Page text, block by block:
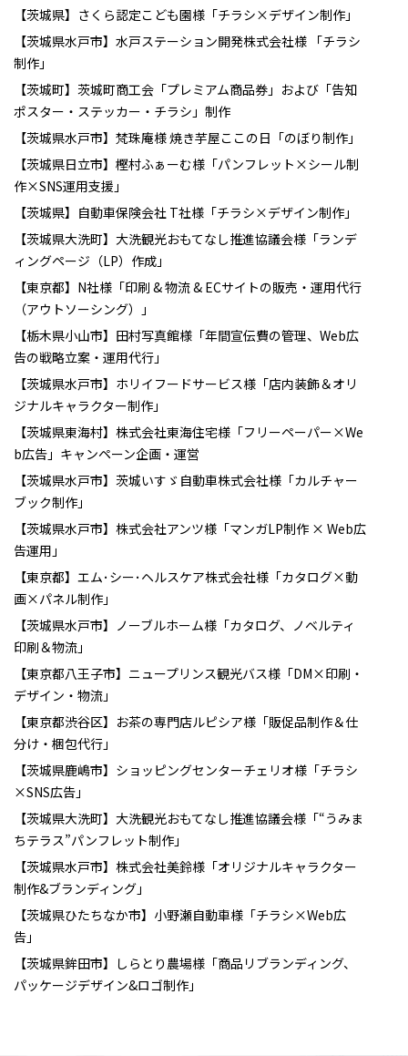
【茨城県】さくら認定こども園様「チラシ×デザイン制作」
【茨城県水戸市】水戸ステーション開発株式会社様 「チラシ
制作」
【茨城町】茨城町商工会「プレミアム商品券」および「告知
ポスター・ステッカー・チラシ」制作
【茨城県水戸市】梵珠庵様 焼き芋屋ここの日「のぼり制作」
【茨城県日立市】樫村ふぁーむ様「パンフレット×シール制
作×SNS運用支援」
【茨城県】自動車保険会社 T社様「チラシ×デザイン制作」
【茨城県大洗町】大洗観光おもてなし推進協議会様「ランデ
ィングページ（LP）作成」
【東京都】N社様「印刷 & 物流 & ECサイトの販売・運用代行
（アウトソーシング）」
【栃木県小山市】田村写真館様「年間宣伝費の管理、Web広
告の戦略立案・運用代行」
【茨城県水戸市】ホリイフードサービス様「店内装飾＆オリ
ジナルキャラクター制作」
【茨城県東海村】株式会社東海住宅様「フリーペーパー×We
b広告」キャンペーン企画・運営
【茨城県水戸市】茨城いすゞ自動車株式会社様「カルチャー
ブック制作」
【茨城県水戸市】株式会社アンツ様「マンガLP制作 × Web広
告運用」
【東京都】エム･シー･ヘルスケア株式会社様「カタログ×動
画×パネル制作」
【茨城県水戸市】ノーブルホーム様「カタログ、ノベルティ
印刷＆物流」
【東京都八王子市】ニュープリンス観光バス様「DM×印刷・
デザイン・物流」
【東京都渋谷区】お茶の専門店ルピシア様「販促品制作＆仕
分け・梱包代行」
【茨城県鹿嶋市】ショッピングセンターチェリオ様「チラシ
×SNS広告」
【茨城県大洗町】大洗観光おもてなし推進協議会様「“うみま
ちテラス”パンフレット制作」
【茨城県水戸市】株式会社美鈴様「オリジナルキャラクター
制作&ブランディング」
【茨城県ひたちなか市】小野瀬自動車様「チラシ×Web広
告」
【茨城県鉾田市】しらとり農場様「商品リブランディング、
パッケージデザイン&ロゴ制作」